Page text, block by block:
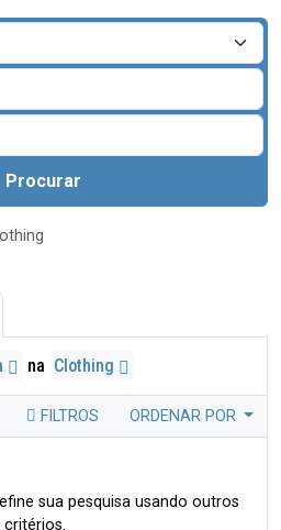
Procurar
na Clothing
FILTROS ORDENAR POR
sua pesquisa usando outros
critérios.